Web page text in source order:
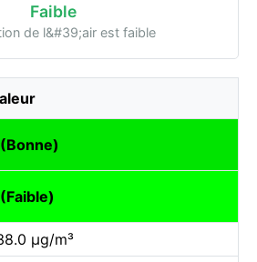
Faible
de l&#39;air est faible
µg/m³